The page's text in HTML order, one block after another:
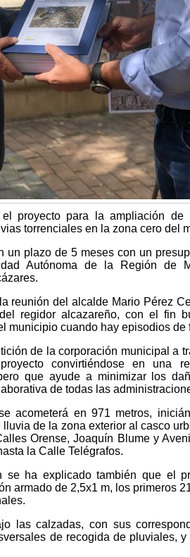
proyecto para la ampliación
torrenciales en la zona cero del
un plazo de 5 meses con un
Autónoma de la Región de
reunión del alcalde Mario Pérez
regidor alcazareño, con el fin
municipio cuando hay episodios de
de la corporación municipal a
convirtiéndose en una
que ayude a minimizar los
de todas las
acometerá en 971 metros,
de la zona exterior al casco
Orense, Joaquín Blume y
la Calle Telégrafos.
se ha explicado también que el
armado de 2,5x1 m, los primeros
las calzadas, con sus
de recogida de pluviales,